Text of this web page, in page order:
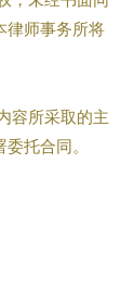
律师事务所将
容所采取的主
托合同。